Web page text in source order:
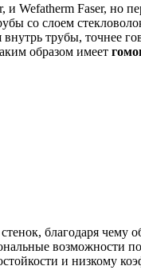
Faser, но
со слоем
трубы, точнее
образом имеет
стенок, благодаря чему
возможности
и низкому